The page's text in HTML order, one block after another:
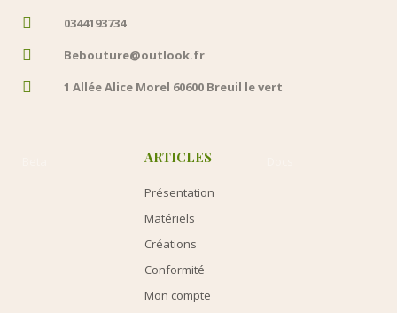
0344193734
Bebouture@outlook.fr
1 Allée Alice Morel 60600 Breuil le vert
ARTICLES
Présentation
Matériels
Créations
Conformité
Mon compte